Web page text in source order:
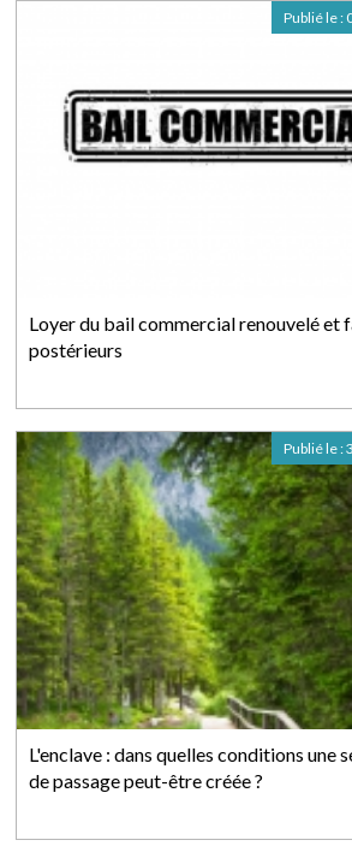
Loyer du bail commercial renouvelé et
postérieurs
Publié le :
L'enclave : dans quelles conditions une
de passage peut-être créée ?
Publié le :